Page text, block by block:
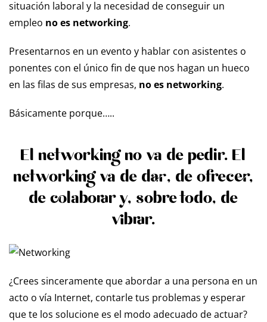
situación laboral y la necesidad de conseguir un
empleo no es networking.
Presentarnos en un evento y hablar con asistentes o
ponentes con el único fin de que nos hagan un hueco
en las filas de sus empresas, no es networking.
Básicamente porque…..
El networking no va de pedir. El
networking va de dar, de ofrecer,
de colaborar y, sobre todo, de
vibrar.
¿Crees sinceramente que abordar a una persona en un
acto o vía Internet, contarle tus problemas y esperar
que te los solucione es el modo adecuado de actuar?